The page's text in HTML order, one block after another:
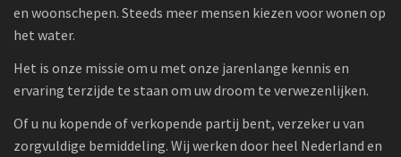
en woonschepen. Steeds meer mensen kiezen voor wonen op
het water.
Het is onze missie om u met onze jarenlange kennis en
ervaring terzijde te staan om uw droom te verwezenlijken.
Of u nu kopende of verkopende partij bent, verzeker u van
zorgvuldige bemiddeling. Wij werken door heel Nederland en